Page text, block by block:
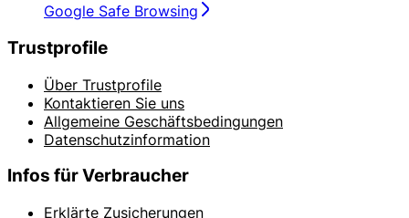
Google Safe Browsing
Trustprofile
Über Trustprofile
Kontaktieren Sie uns
Allgemeine Geschäftsbedingungen
Datenschutzinformation
Infos für Verbraucher
Erklärte Zusicherungen